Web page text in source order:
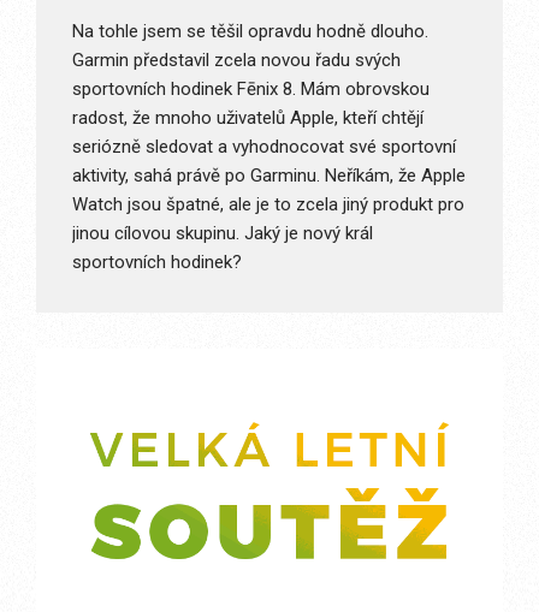
Na tohle jsem se těšil opravdu hodně dlouho.
Garmin představil zcela novou řadu svých
sportovních hodinek Fēnix 8. Mám obrovskou
radost, že mnoho uživatelů Apple, kteří chtějí
seriózně sledovat a vyhodnocovat své sportovní
aktivity, sahá právě po Garminu. Neříkám, že Apple
Watch jsou špatné, ale je to zcela jiný produkt pro
jinou cílovou skupinu. Jaký je nový král
sportovních hodinek?